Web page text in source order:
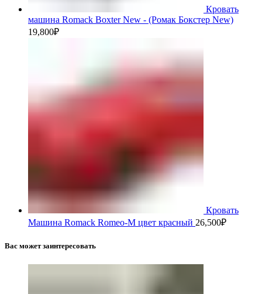
Кровать
машина Romack Boxter New - (Ромак Бокстер New)
19,800₽
Кровать
Машина Romack Romeo-M цвет красный 26,500₽
Вас может заинтересовать